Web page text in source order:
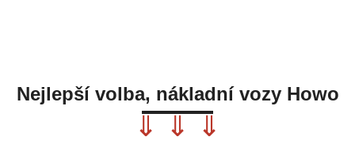
Nejlepší volba, nákladní vozy Howo
⇓ ⇓ ⇓